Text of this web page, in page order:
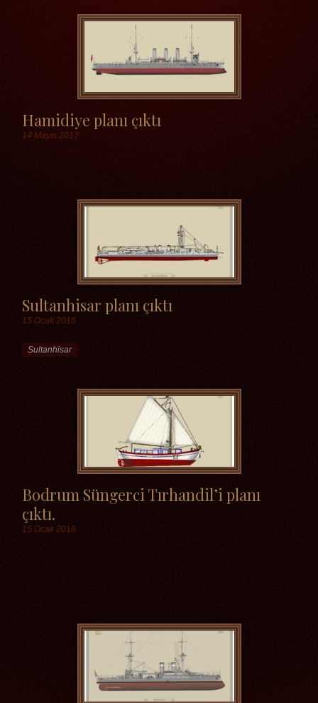
Hamidiye planı çıktı
14 Mayıs 2017
Sultanhisar planı çıktı
15 Ocak 2016
Etiketler
Sultanhisar
Bodrum Süngerci Tırhandil’i planı
çıktı.
15 Ocak 2016